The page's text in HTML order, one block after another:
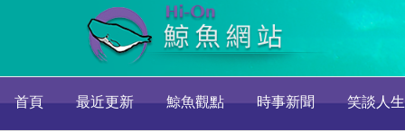
首頁 最近更新 鯨魚觀點 時事新聞 笑談人生